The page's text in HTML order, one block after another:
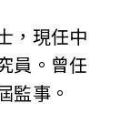
，現任中
員。曾任
監事。